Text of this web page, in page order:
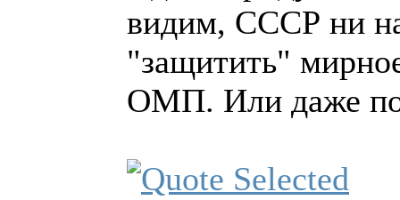
видим, СССР ни
"защитить"
ОМП. Или даже